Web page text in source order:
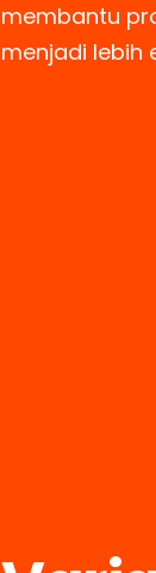
membantu
menjadi lebih